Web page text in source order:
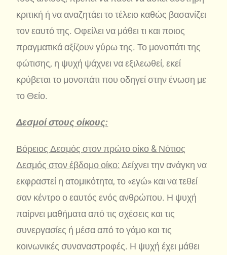
κριτική ή να αναζητάει το τέλειο καθώς βασανίζει
τον εαυτό της. Οφείλει να μάθει τι και ποιος
πραγματικά αξίζουν γύρω της. Το μονοπάτι της
φώτισης, η ψυχή ψάχνει να εξιλεωθεί, εκεί
κρύβεται το μονοπάτι που οδηγεί στην ένωση με
το Θείο.
Δεσμοί στους οίκους:
Βόρειος Δεσμός στον πρώτο οίκο & Νότιος
Δεσμός στον έβδομο οίκο: Δείχνει την ανάγκη να
εκφραστεί η ατομικότητα, το «εγώ» και να τεθεί
σαν κέντρο ο εαυτός ενός ανθρώπου. Η ψυχή
παίρνει μαθήματα από τις σχέσεις και τις
συνεργασίες ή μέσα από το γάμο και τις
κοινωνικές συναναστροφές. Η ψυχή έχει μάθει